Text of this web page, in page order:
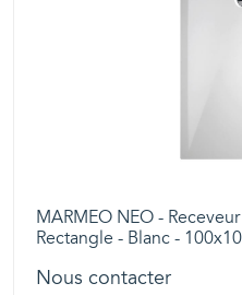
MARMEO NEO -
Rectangle - Blanc -
Nous contacter